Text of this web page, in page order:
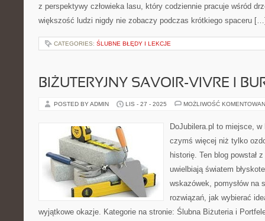
z perspektywy człowieka lasu, który codziennie pracuje wśród
większość ludzi nigdy nie zobaczy podczas krótkiego spaceru
CATEGORIES: ŚLUBNE BŁĘDY I LEKCJE
BIŻUTERYJNY SAVOIR-VIVRE I
POSTED BY ADMIN LIS - 27 - 2025 MOŻLIWOŚĆ
DoJubilera.pl to miejsce,
czymś więcej niż tylko
historię. Ten blog powstał
uwielbiają światem
wskazówek, pomysłów na
rozwiązań, jak wybierać
wyjątkowe okazje. Kategorie na stronie: Ślubna Biżuteria i